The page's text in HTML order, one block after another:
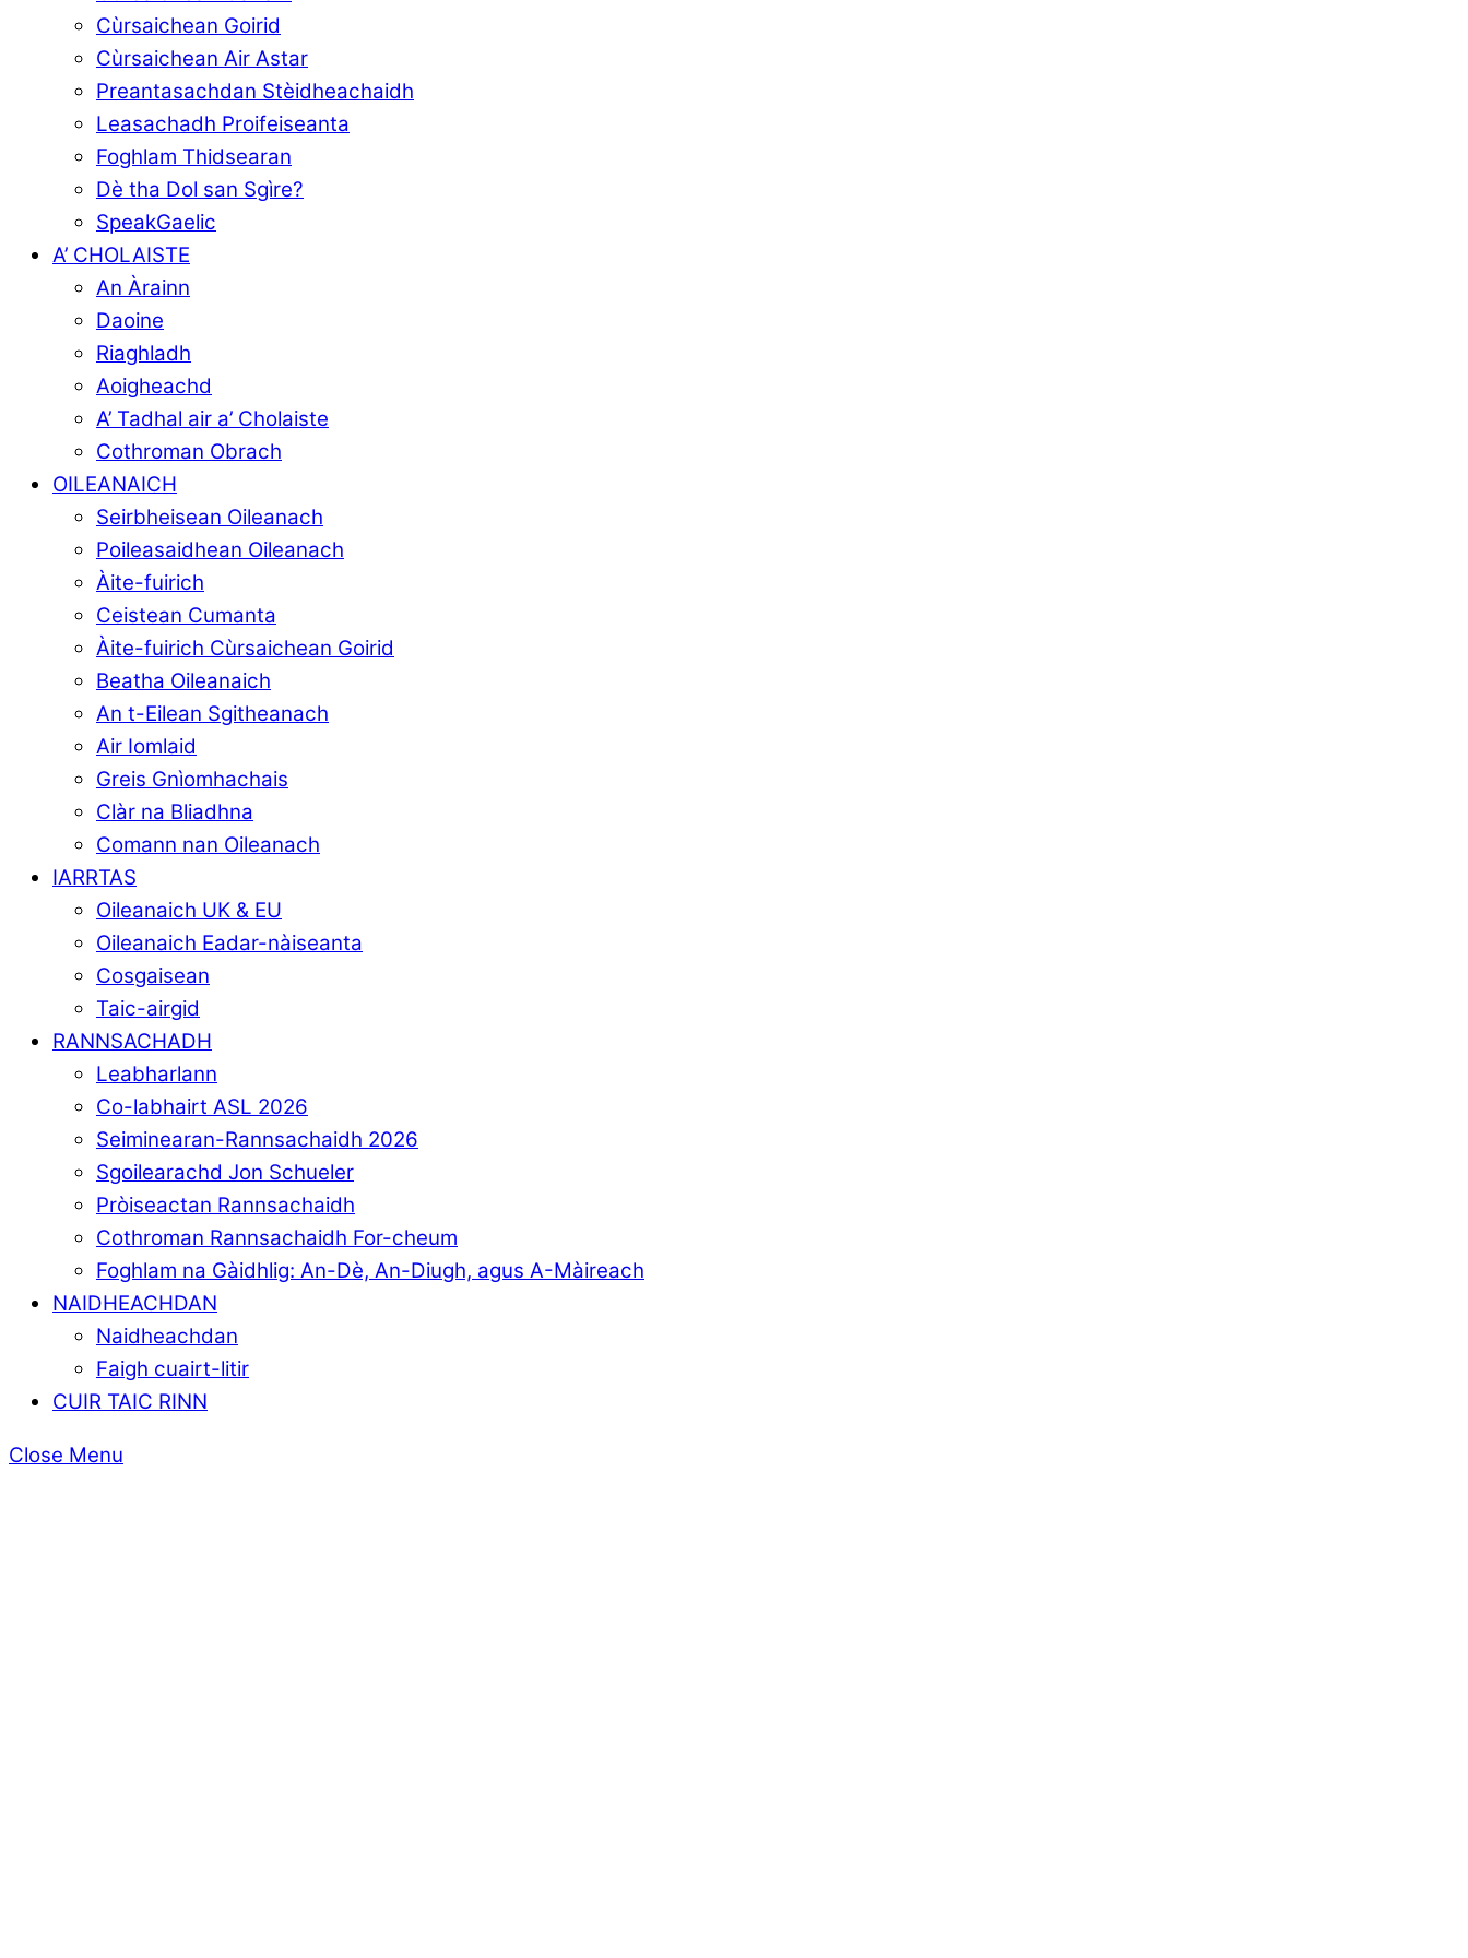
Cùrsaichean Goirid
Cùrsaichean Air Astar
Preantasachdan Stèidheachaidh
Leasachadh Proifeiseanta
Foghlam Thidsearan
Dè tha Dol san Sgìre?
SpeakGaelic
A’ CHOLAISTE
An Àrainn
Daoine
Riaghladh
Aoigheachd
A’ Tadhal air a’ Cholaiste
Cothroman Obrach
OILEANAICH
Seirbheisean Oileanach
Poileasaidhean Oileanach
Àite-fuirich
Ceistean Cumanta
Àite-fuirich Cùrsaichean Goirid
Beatha Oileanaich
An t-Eilean Sgitheanach
Air Iomlaid
Greis Gnìomhachais
Clàr na Bliadhna
Comann nan Oileanach
IARRTAS
Oileanaich UK & EU
Oileanaich Eadar-nàiseanta
Cosgaisean
Taic-airgid
RANNSACHADH
Leabharlann
Co-labhairt ASL 2026
Seiminearan-Rannsachaidh 2026
Sgoilearachd Jon Schueler
Pròiseactan Rannsachaidh
Cothroman Rannsachaidh For-cheum
Foghlam na Gàidhlig: An-Dè, An-Diugh, agus A-Màireach
NAIDHEACHDAN
Naidheachdan
Faigh cuairt-litir
CUIR TAIC RINN
Close Menu